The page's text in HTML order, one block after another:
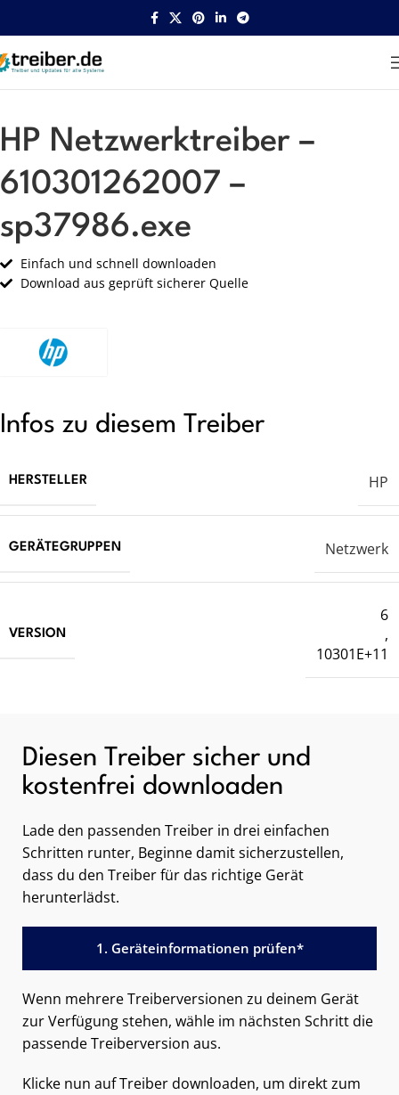
Startseite HP Netzwerk
HP Netzwerktreiber –
610301262007 –
sp37986.exe
Einfach und schnell downloaden
Download aus geprüft sicherer Quelle
Infos zu diesem Treiber
HERSTELLER HP
GERÄTEGRUPPEN Netzwerk
VERSION
6
,
10301E+11
Diesen Treiber sicher und
kostenfrei downloaden
Lade den passenden Treiber in drei einfachen
Schritten runter, Beginne damit sicherzustellen,
dass du den Treiber für das richtige Gerät
herunterlädst.
1. Geräteinformationen prüfen*
Wenn mehrere Treiberversionen zu deinem Gerät
zur Verfügung stehen, wähle im nächsten Schritt die
passende Treiberversion aus.
Klicke nun auf Treiber downloaden, um direkt zum